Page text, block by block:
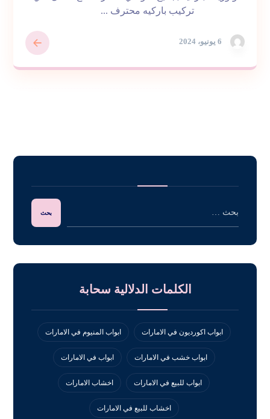
6 يونيو، 2024
تركيب باركيه محترف ...
الكلمات الدلالية سحابة
ابواب اكورديون في الامارات ابواب المنيوم في الامارات
ابواب خشب في الامارات ابواب في الامارات
ابواب للبيع في الامارات اخشاب الامارات
اخشاب للبيع في الامارات